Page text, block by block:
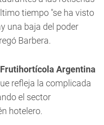
tiempo "se ha visto
una baja del poder
Barbera.
Argentina
refleja la complicada
el sector
hotelero.